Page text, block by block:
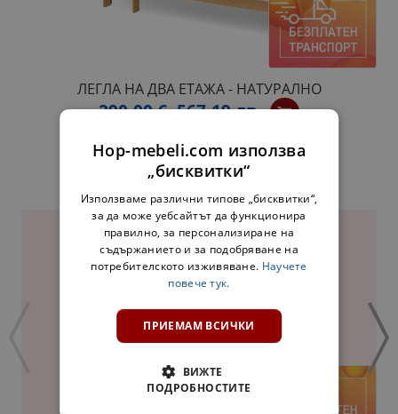
ЛЕГЛА НА ДВА ЕТАЖА - НАТУРАЛНО
290,00 € 567,19 лв.
ДОПЪЛНИ КОМПЛЕКТ:
Hop-mebeli.com използва
„бисквитки“
Използваме различни типове „бисквитки“,
за да може уебсайтът да функционира
правилно, за персонализиране на
съдържанието и за подобряване на
потребителското изживяване. Научете
повече тук.
ПРИЕМАМ ВСИЧКИ
ВИЖТЕ
ПОДРОБНОСТИТЕ